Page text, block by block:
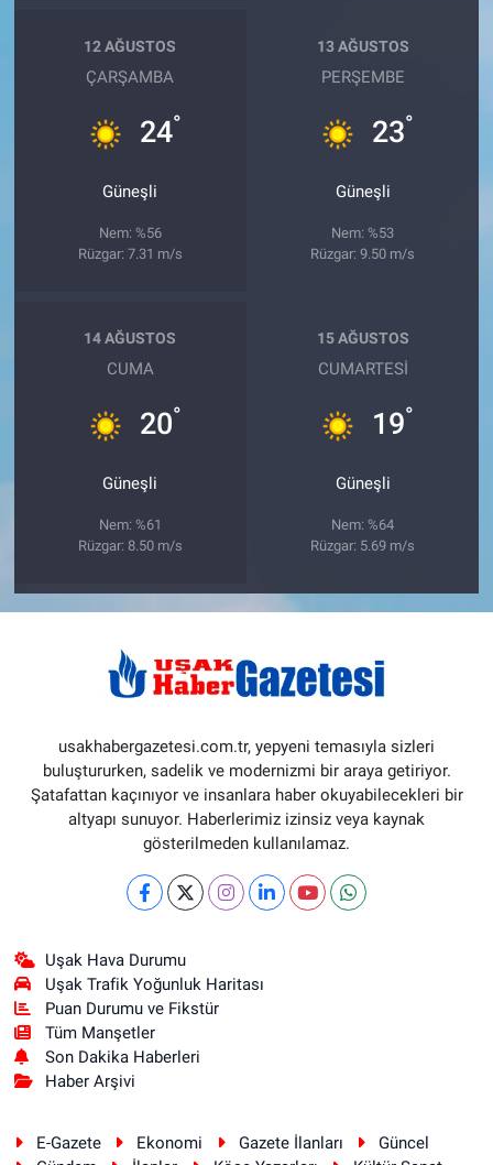
12 AĞUSTOS
ÇARŞAMBA
24°
Güneşli
Nem: %56
Rüzgar: 7.31 m/s
13 AĞUSTOS
PERŞEMBE
23°
Güneşli
Nem: %53
Rüzgar: 9.50 m/s
14 AĞUSTOS
CUMA
20°
Güneşli
Nem: %61
Rüzgar: 8.50 m/s
15 AĞUSTOS
CUMARTESI
19°
Güneşli
Nem: %64
Rüzgar: 5.69 m/s
usakhabergazetesi.com.tr, yepyeni temasıyla sizleri
buluştururken, sadelik ve modernizmi bir araya getiriyor.
Şatafattan kaçınıyor ve insanlara haber okuyabilecekleri bir
altyapı sunuyor. Haberlerimiz izinsiz veya kaynak
gösterilmeden kullanılamaz.
Uşak Hava Durumu
Uşak Trafik Yoğunluk Haritası
Puan Durumu ve Fikstür
Tüm Manşetler
Son Dakika Haberleri
Haber Arşivi
E-Gazete Ekonomi Gazete İlanları
Güncel